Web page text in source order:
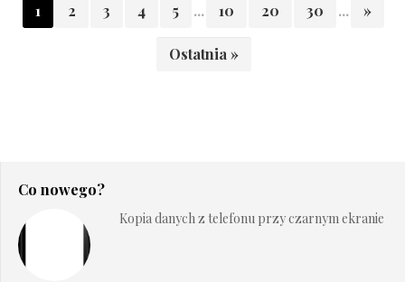
1 2 3 4 5 ... 10 20 30 ... »
Ostatnia »
Co nowego?
Kopia danych z telefonu przy czarnym ekranie